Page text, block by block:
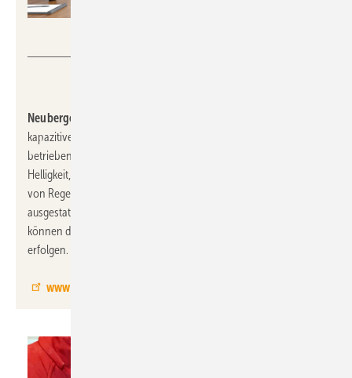
Neuberger, 12.0-C02:
kapazitivem 5″-Touchdisplay kann vertikal und horizontal
betrieben werden. Integrierte Sensoren für Temperatur, Feuchte,
Helligkeit, Präsenz, VOC und CO
von Regelfunktionalitäten. Wird das mit integriertem Webserver
ausgestattete Panel via BACnet/IP an die GLT angebunden,
können die Regelung und Visualisierung autark über das Gerät
erfolgen.
www.neuberger.net